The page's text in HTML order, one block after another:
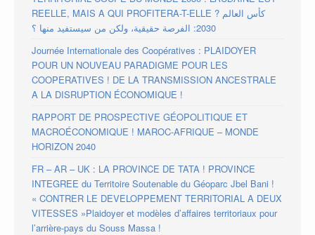
REELLE, MAIS A QUI PROFITERA-T-ELLE ? كأس العالم
2030: الفرصة حقيقية، ولكن من سيستفيد منها ؟
Journée Internationale des Coopératives : PLAIDOYER
POUR UN NOUVEAU PARADIGME POUR LES
COOPERATIVES ! DE LA TRANSMISSION ANCESTRALE
A LA DISRUPTION ÉCONOMIQUE !
RAPPORT DE PROSPECTIVE GÉOPOLITIQUE ET
MACROÉCONOMIQUE ! MAROC-AFRIQUE – MONDE
HORIZON 2040
FR – AR – UK : LA PROVINCE DE TATA ! PROVINCE
INTEGREE du Territoire Soutenable du Géoparc Jbel Bani !
« CONTRER LE DEVELOPPEMENT TERRITORIAL A DEUX
VITESSES »Plaidoyer et modèles d’affaires territoriaux pour
l’arrière-pays du Souss Massa !